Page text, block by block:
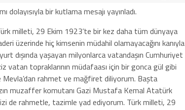
dolayısıyla bir kutlama mesajı yayınladı.
milleti, 29 Ekim 1923’te bir kez daha tüm dünyaya
üzerinde hiç kimsenin müdahil olamayacağını kanıyla
dışında yaşayan milyonlarca vatandaşın Cumhuriyet
vatan topraklarının müdafaası için bir gonca gül gibi
rahmet ve mağfiret diliyorum. Başta
muzaffer komutanı Gazi Mustafa Kemal Atatürk
de rahmetle, tazimle yad ediyorum. Türk milleti, 29